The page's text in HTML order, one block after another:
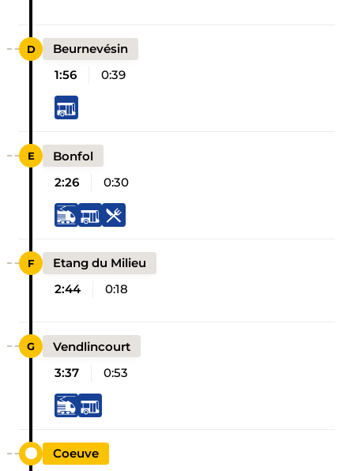
Beurnevésin
1:56
0:39
Bonfol
2:26
0:30
Etang du Milieu
2:44
0:18
Vendlincourt
3:37
0:53
Coeuve